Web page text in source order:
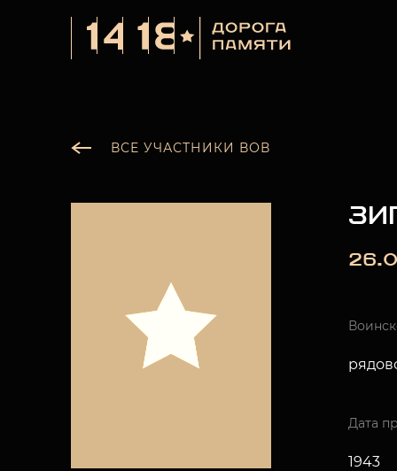
ВСЕ УЧАСТНИКИ ВОВ
Дата
1943